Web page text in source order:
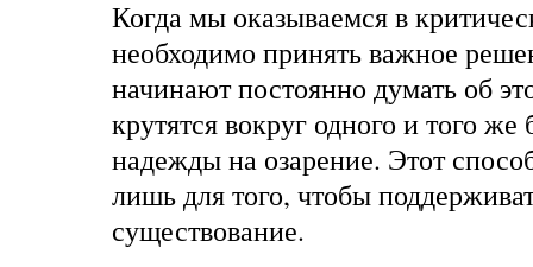
Когда мы оказываемся в
необходимо принять важное
начинают постоянно думать об
крутятся вокруг одного и того же
надежды на озарение. Этот
лишь для того, чтобы
существование.